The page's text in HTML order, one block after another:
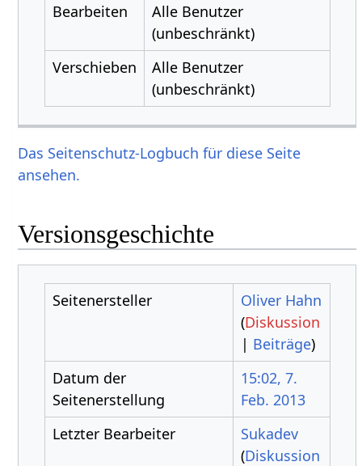
Bearbeiten
Alle Benutzer
(unbeschränkt)
Verschieben
Alle Benutzer
(unbeschränkt)
Das Seitenschutz-Logbuch für diese Seite
ansehen.
Versionsgeschichte
Seitenersteller
Oliver Hahn
(Diskussion
| Beiträge)
Datum der
Seitenerstellung
15:02, 7.
Feb. 2013
Letzter Bearbeiter
Sukadev
(Diskussion